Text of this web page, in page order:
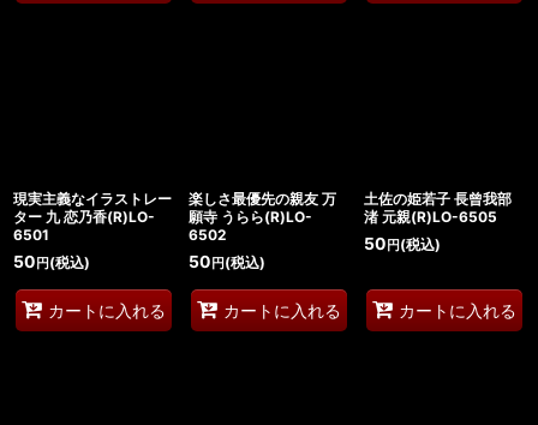
現実主義なイラストレー
ター 九 恋乃香(R)LO-
6501
50 円 (税込)
カートに入れる
楽しさ最優先の親友 万
願寺 うらら(R)LO-
6502
50 円(税込)
カートに入れる
土佐の姫若子 長曾我部
渚 元親(R)LO-6505
50 円(税込)
カートに入れる